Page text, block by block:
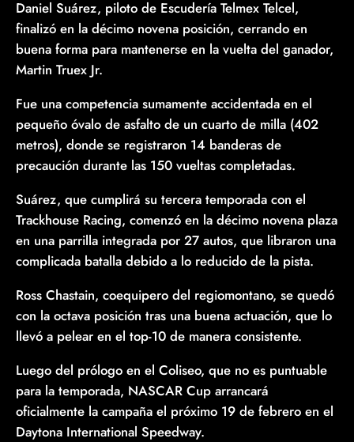
Daniel Suárez, piloto de Escudería Telmex Telcel,
finalizó en la décimo novena posición, cerrando en
buena forma para mantenerse en la vuelta del ganador,
Martin Truex Jr.
Fue una competencia sumamente accidentada en el
pequeño óvalo de asfalto de un cuarto de milla (402
metros), donde se registraron 14 banderas de
precaución durante las 150 vueltas completadas.
Suárez, que cumplirá su tercera temporada con el
Trackhouse Racing, comenzó en la décimo novena plaza
en una parrilla integrada por 27 autos, que libraron una
complicada batalla debido a lo reducido de la pista.
Ross Chastain, coequipero del regiomontano, se quedó
con la octava posición tras una buena actuación, que lo
llevó a pelear en el top-10 de manera consistente.
Luego del prólogo en el Coliseo, que no es puntuable
para la temporada, NASCAR Cup arrancará
oficialmente la campaña el próximo 19 de febrero en el
Daytona International Speedway.